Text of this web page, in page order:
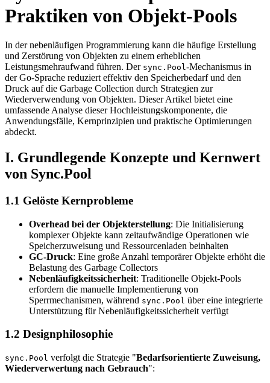
Praktiken von Objekt-Pools
In der nebenläufigen Programmierung kann die häufige Erstellung
und Zerstörung von Objekten zu einem erheblichen
Leistungsmehraufwand führen. Der sync.Pool-Mechanismus in
der Go-Sprache reduziert effektiv den Speicherbedarf und den
Druck auf die Garbage Collection durch Strategien zur
Wiederverwendung von Objekten. Dieser Artikel bietet eine
umfassende Analyse dieser Hochleistungskomponente, die
Anwendungsfälle, Kernprinzipien und praktische Optimierungen
abdeckt.
I. Grundlegende Konzepte und Kernwert
von Sync.Pool
1.1 Gelöste Kernprobleme
Overhead bei der Objekterstellung: Die Initialisierung
komplexer Objekte kann zeitaufwändige Operationen wie
Speicherzuweisung und Ressourcenladen beinhalten
GC-Druck: Eine große Anzahl temporärer Objekte erhöht die
Belastung des Garbage Collectors
Nebenläufigkeitssicherheit: Traditionelle Objekt-Pools
erfordern die manuelle Implementierung von
Sperrmechanismen, während sync.Pool über eine integrierte
Unterstützung für Nebenläufigkeitssicherheit verfügt
1.2 Designphilosophie
sync.Pool verfolgt die Strategie "Bedarfsorientierte Zuweisung,
Wiederverwertung nach Gebrauch":